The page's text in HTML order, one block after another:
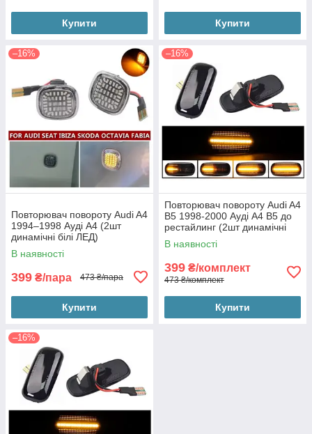
Купити Купити
–16%
Повторювач повороту Audi A4
1994–1998 Ауді А4 (2шт
динамічні білі ЛЕД)
В наявності
399 ₴/пара 473 ₴/пара
Купити
–16%
Повторювач повороту Audi A4
B5 1998-2000 Ауді А4 B5 до
рестайлинг (2шт динамічні
чорні ЛЕД)
В наявності
399 ₴/комплект
473 ₴/комплект
Купити
–16%